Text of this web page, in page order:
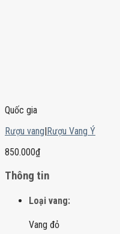
Quốc gia
Rượu vang|Rượu Vang Ý
850.000₫
Thông tin
Loại vang:
Vang đỏ